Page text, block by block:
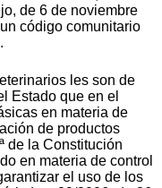
de 6 de noviembre
código comunitario
les son de
Estado que en el
en materia de
de productos
de la Constitución
en materia de control
el uso de los